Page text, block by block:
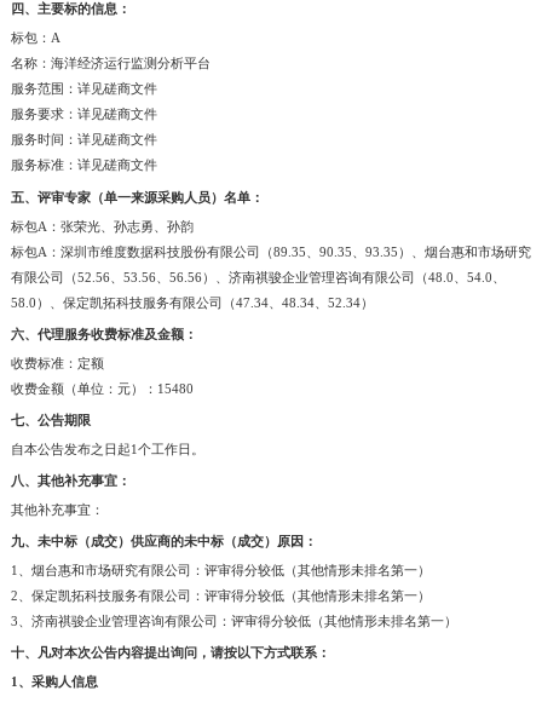
四、主要标的信息：
标包：A
名称：海洋经济运行监测分析平台
服务范围：详见磋商文件
服务要求：详见磋商文件
服务时间：详见磋商文件
服务标准：详见磋商文件
五、评审专家（单一来源采购人员）名单：
标包A：张荣光、孙志勇、孙韵
标包A：深圳市维度数据科技股份有限公司（89.35、90.35、93.35）、烟台惠和市场研究
有限公司（52.56、53.56、56.56）、济南祺骏企业管理咨询有限公司（48.0、54.0、
58.0）、保定凯拓科技服务有限公司（47.34、48.34、52.34）
六、代理服务收费标准及金额：
收费标准：定额
收费金额（单位：元）：15480
七、公告期限
自本公告发布之日起1个工作日。
八、其他补充事宜：
其他补充事宜：
九、未中标（成交）供应商的未中标（成交）原因：
1、烟台惠和市场研究有限公司：评审得分较低（其他情形未排名第一）
2、保定凯拓科技服务有限公司：评审得分较低（其他情形未排名第一）
3、济南祺骏企业管理咨询有限公司：评审得分较低（其他情形未排名第一）
十、凡对本次公告内容提出询问，请按以下方式联系：
1、采购人信息